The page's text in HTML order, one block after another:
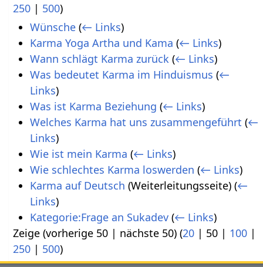
250 | 500)
Wünsche (← Links)
Karma Yoga Artha und Kama (← Links)
Wann schlägt Karma zurück (← Links)
Was bedeutet Karma im Hinduismus (←
Links)
Was ist Karma Beziehung (← Links)
Welches Karma hat uns zusammengeführt (←
Links)
Wie ist mein Karma (← Links)
Wie schlechtes Karma loswerden (← Links)
Karma auf Deutsch (Weiterleitungsseite) (←
Links)
Kategorie:Frage an Sukadev (← Links)
Zeige (vorherige 50 | nächste 50) (20 | 50 | 100 |
250 | 500)